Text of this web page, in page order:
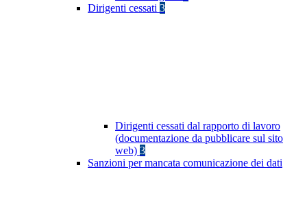
Dirigenti cessati 3
Dirigenti cessati dal rapporto di lavoro
(documentazione da pubblicare sul sito
web) 3
Sanzioni per mancata comunicazione dei dati